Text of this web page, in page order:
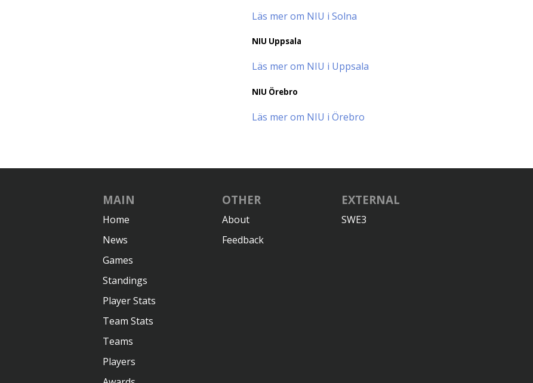
Läs mer om NIU i Solna
NIU Uppsala
Läs mer om NIU i Uppsala
NIU Örebro
Läs mer om NIU i Örebro
MAIN
Home
News
Games
Standings
Player Stats
Team Stats
Teams
Players
OTHER
About
Feedback
EXTERNAL
SWE3